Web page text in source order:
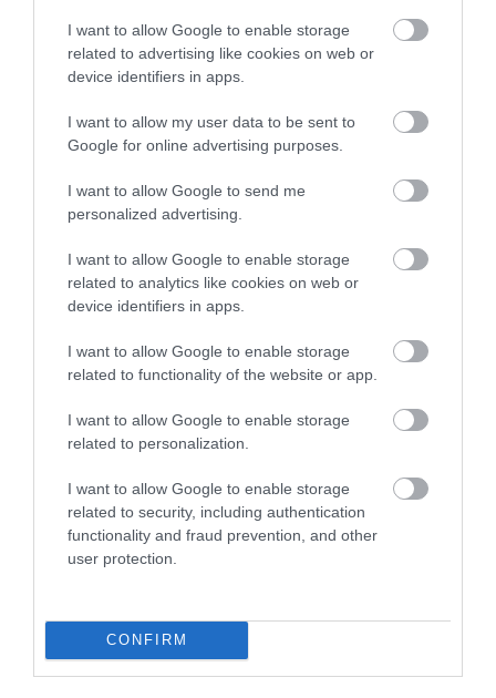
I want to allow Google to enable storage
related to advertising like cookies on web or
device identifiers in apps.
I want to allow my user data to be sent to
Google for online advertising purposes.
I want to allow Google to send me
personalized advertising.
I want to allow Google to enable storage
related to analytics like cookies on web or
device identifiers in apps.
I want to allow Google to enable storage
related to functionality of the website or app.
I want to allow Google to enable storage
related to personalization.
I want to allow Google to enable storage
related to security, including authentication
functionality and fraud prevention, and other
user protection.
CONFIRM
KÉZIMUNKA REKORD RUHA